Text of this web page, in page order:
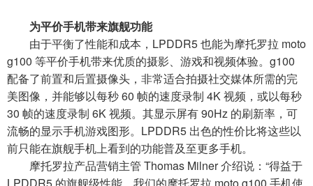
为平价手机带来旗舰功能
由于平衡了性能和成本，LPDDR5 也能为摩托罗拉 moto
g100 等平价手机带来优质的摄影、游戏和视频体验。g100
配备了前置和后置摄像头，非常适合拍摄社交媒体所需的完
美图像，并能够以每秒 60 帧的速度录制 4K 视频，或以每秒
30 帧的速度录制 6K 视频。其显示屏有 90Hz 的刷新率，可
流畅的显示手机游戏图形。LPDDR5 出色的性价比将这些以
前只能在旗舰手机上看到的功能普及至更多手机。
摩托罗拉产品营销主管 Thomas Milner 介绍说：“得益于
LPDDR5 的旗舰级性能，我们的摩托罗拉 moto g100 手机使